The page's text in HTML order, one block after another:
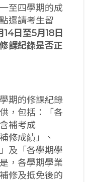
至四學期的成
還請考生留
14日至5月18 日
課紀錄是否正
期的修課紀錄
，包括：「各
補考成
修成績」、
及「各學期學
，各學期學業
修及抵免後的